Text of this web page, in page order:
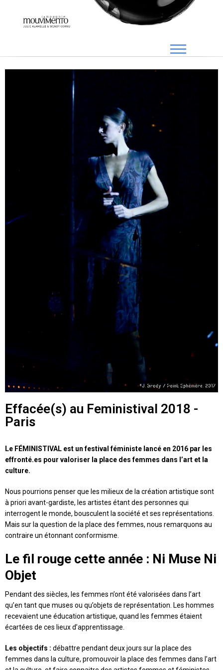
Effacée(s) au Feministival 2018 -
Paris
Le FÉMINISTIVAL est un festival féministe lancé en 2016 par les
effronté.es pour valoriser la place des femmes dans l’art et la
culture.
Nous pourrions penser que les milieux de la création artistique sont
à priori avant-gardiste, les artistes étant des personnes qui
interrogent le monde, bousculent la société et ses représentations.
Mais sur la question de la place des femmes, nous remarquons au
contraire un étonnant conformisme.
Le fil rouge cette année : Ni Muse Ni
Objet
Pendant des siècles, les femmes n’ont été valorisées dans l’art
qu’en tant que muses ou qu’objets de représentation. Les hommes
recevaient une éducation artistique, quand les femmes étaient
écartées de ces lieux d’apprentissage.
Les objectifs : débattre pendant deux jours sur la place des
femmes dans la culture, promouvoir la place des femmes dans l’art